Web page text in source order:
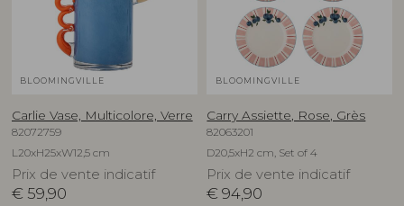
BLOOMINGVILLE
Carlie Vase, Multicolore, Verre
82072759
L20xH25xW12,5 cm
Prix de vente indicatif
€ 59,90
BLOOMINGVILLE
Carry Assiette, Rose, Grès
82063201
D20,5xH2 cm, Set of 4
Prix de vente indicatif
€ 94,90